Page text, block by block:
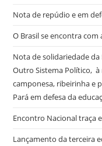
Nota de repúdio e em
O Brasil se encontra com
Nota de solidariedade
Outro Sistema Político,
camponesa, ribeirinha e
Pará em defesa da
Encontro Nacional traça
Lançamento da terceira